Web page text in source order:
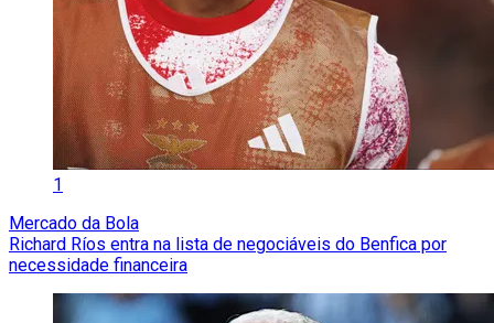
1
Mercado da Bola
Richard Ríos entra na lista de negociáveis do Benfica por
necessidade financeira